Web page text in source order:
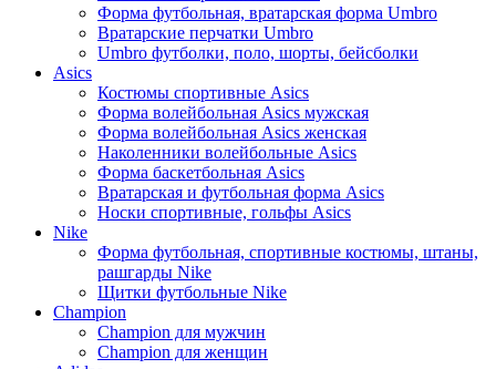
Форма футбольная, вратарская форма Umbro
Вратарские перчатки Umbro
Umbro футболки, поло, шорты, бейсболки
Asics
Костюмы спортивные Asics
Форма волейбольная Asics мужская
Форма волейбольная Asics женская
Наколенники волейбольные Asics
Форма баскетбольная Asics
Вратарская и футбольная форма Asics
Носки спортивные, гольфы Asics
Nike
Форма футбольная, спортивные костюмы, штаны,
рашгарды Nike
Щитки футбольные Nike
Champion
Champion для мужчин
Champion для женщин